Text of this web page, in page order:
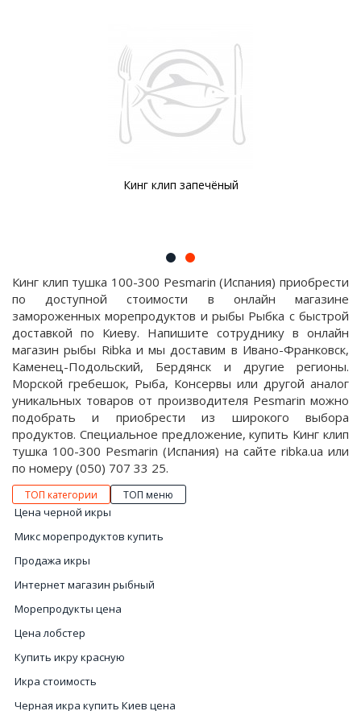
Кинг клип запечёный
Кинг клип тушка 100-300 Pesmarin (Испания) приобрести
по доступной стоимости в онлайн магазине
замороженных морепродуктов и рыбы Рыбка с быстрой
доставкой по Киеву. Напишите сотруднику в онлайн
магазин рыбы Ribka и мы доставим в Ивано-Франковск,
Каменец-Подольский, Бердянск и другие регионы.
Морской гребешок, Рыба, Консервы или другой аналог
уникальных товаров от производителя Pesmarin можно
подобрать и приобрести из широкого выбора
продуктов. Специальное предложение, купить Кинг клип
тушка 100-300 Pesmarin (Испания) на сайте ribka.ua или
по номеру (050) 707 33 25.
ТОП категории ТОП меню
Цена черной икры
Микс морепродуктов купить
Продажа икры
Интернет магазин рыбный
Морепродукты цена
Цена лобстер
Купить икру красную
Икра стоимость
Черная икра купить Киев цена